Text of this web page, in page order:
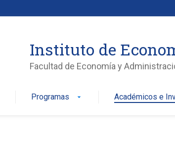
Instituto de
Facultad de Economía y
Programas arrow_drop_down Académicos e